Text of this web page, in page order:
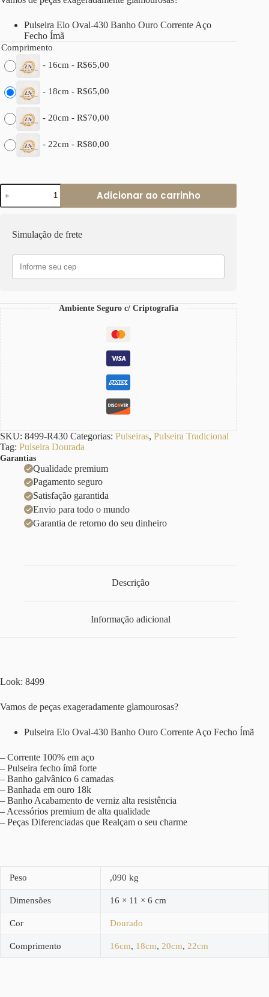
Pulseira Elo Oval-430 Banho Ouro Corrente Aço
Fecho Ímã
Comprimento
- 16cm - R$65,00
- 18cm - R$65,00
- 20cm - R$70,00
- 22cm - R$80,00
Pulseira
Elo
Oval-
Ouro
Aço
Fecho
Ímã
Adicionar ao carrinho
Simulação de frete
Ambiente Seguro c/ Criptografia
SKU: 8499-R430 Categorias: Pulseiras, Pulseira Tradicional
Tag: Pulseira Dourada
Garantias
Qualidade premium
Pagamento seguro
Satisfação garantida
Envio para todo o mundo
Garantia de retorno do seu dinheiro
Descrição
Informação adicional
Look: 8499
Vamos de peças exageradamente glamourosas?
Pulseira Elo Oval-430 Banho Ouro Corrente Aço Fecho Ímã
– Corrente 100% em aço
– Pulseira fecho ímã forte
– Banho galvânico 6 camadas
– Banhada em ouro 18k
– Banho Acabamento de verniz alta resistência
– Acessórios premium de alta qualidade
– Peças Diferenciadas que Realçam o seu charme
Peso ,090 kg
Dimensões 16 × 11 × 6 cm
Cor Dourado
Comprimento 16cm, 18cm, 20cm, 22cm